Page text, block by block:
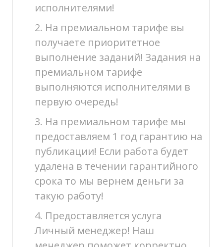
исполнителями!
2. На премиальном тарифе вы
получаете приоритетное
выполнение заданий! Задания на
премиальном тарифе
выполняются исполнителями в
первую очередь!
3. На премиальном тарифе мы
предоставляем 1 год гарантию на
публикации! Если работа будет
удалена в течении гарантийного
срока то мы вернем деньги за
такую работу!
4. Предоставляется услуга
Личный менеджер! Наш